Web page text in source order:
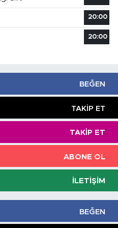
20:00
20:00
BEĞEN
TAKIP ET
TAKIP ET
ABONE OL
İLETIŞIM
BEĞEN